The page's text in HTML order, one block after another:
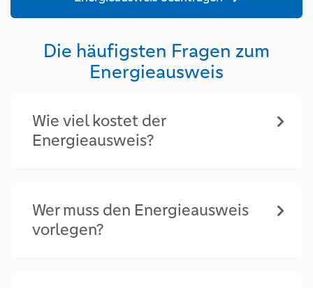
Die häufigsten Fragen zum
Energieausweis
Wie viel kostet der
Energieausweis?
Wer muss den Energieausweis
vorlegen?